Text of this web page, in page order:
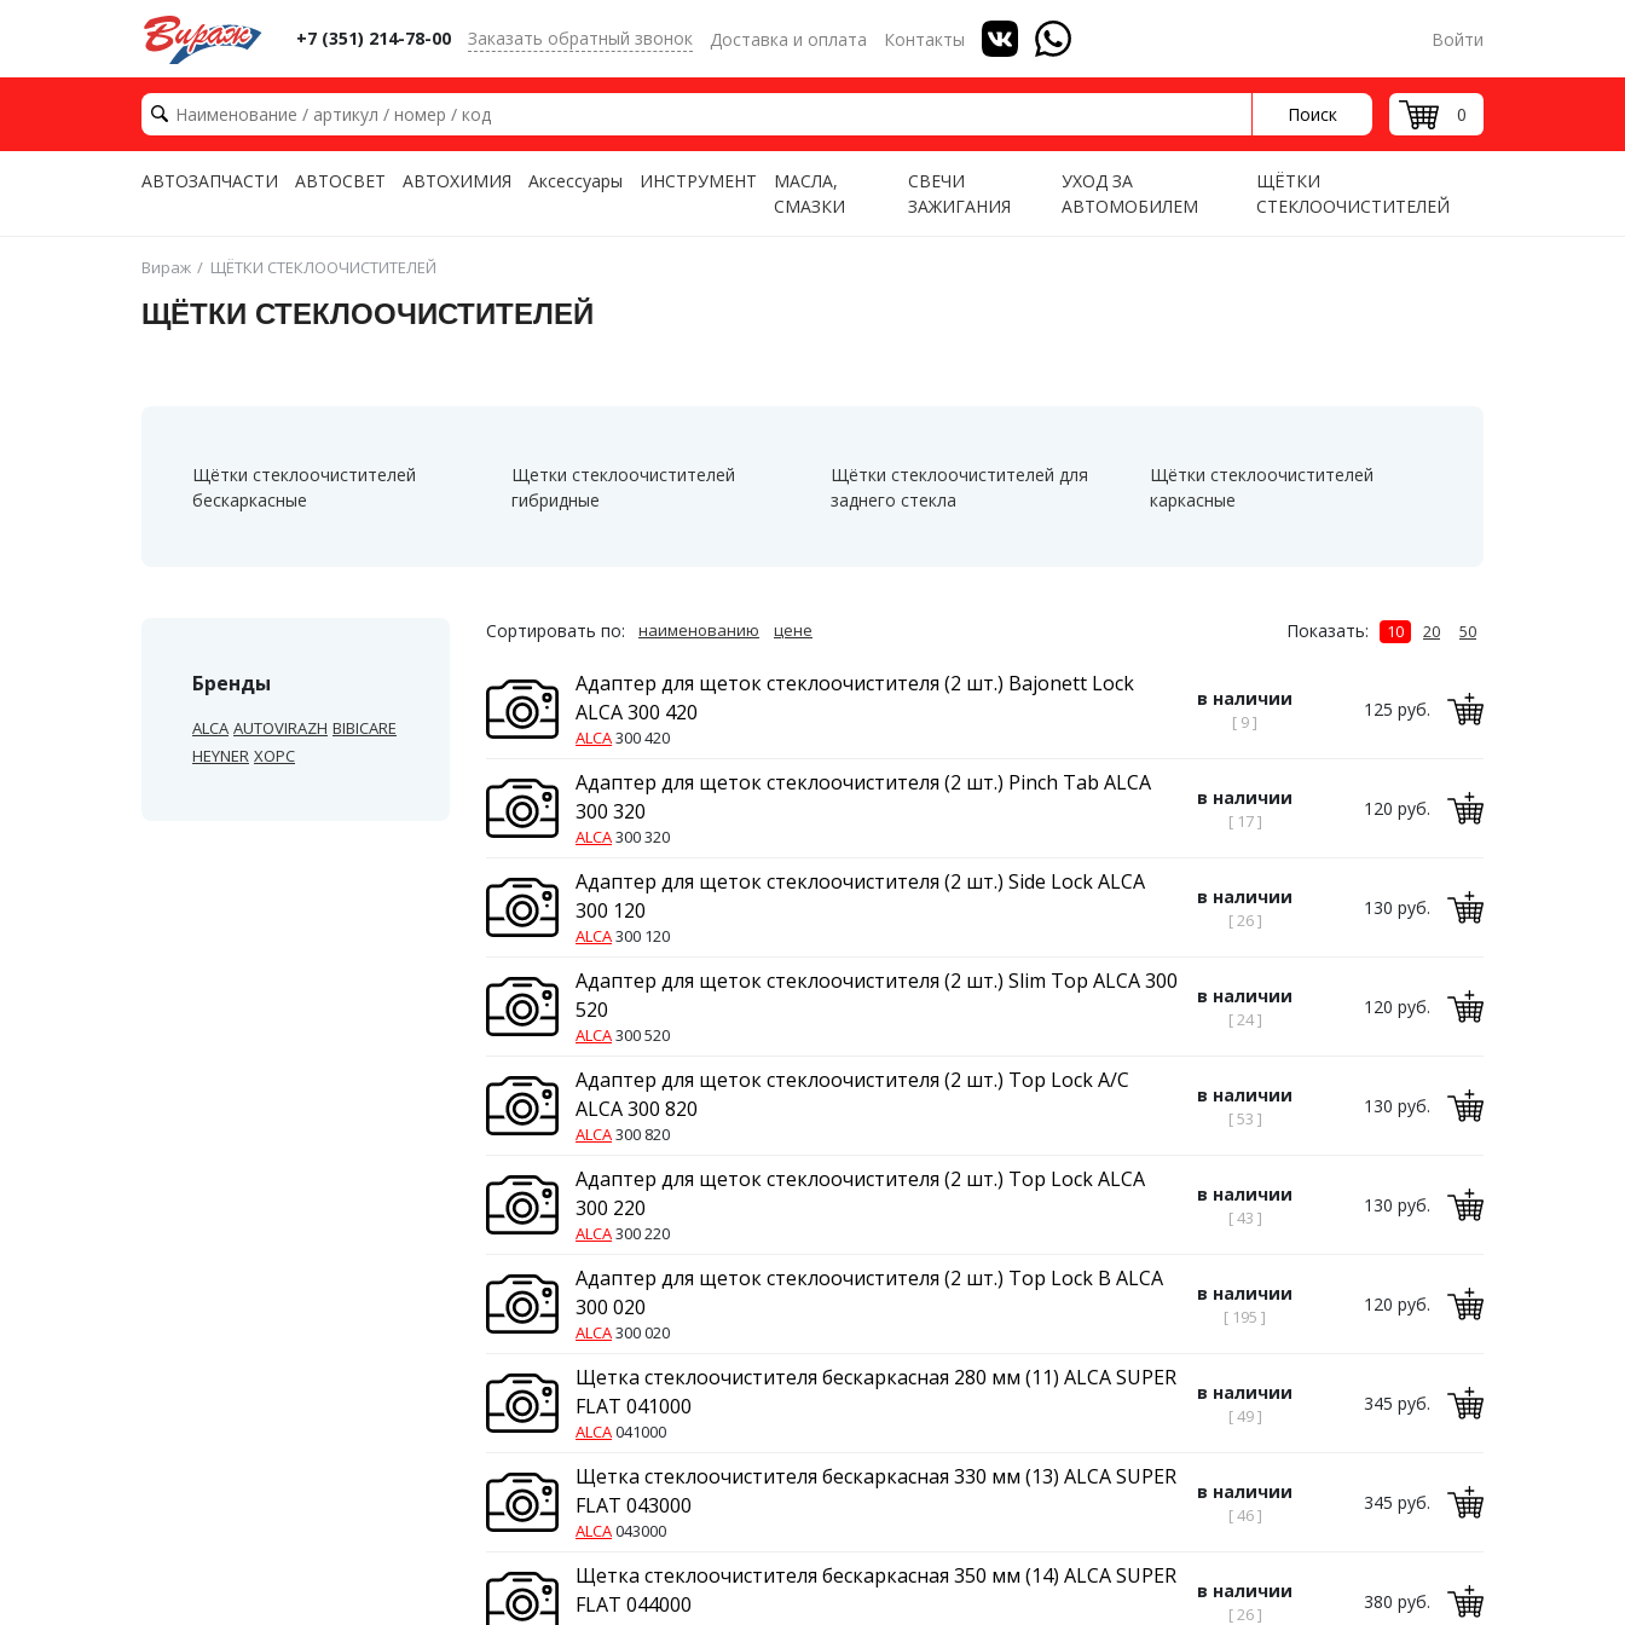
+7 (351) 214-78-00 Заказать обратный звонок Доставка и оплата Контакты Войти
Поиск 0
АВТОЗАПЧАСТИ АВТОСВЕТ АВТОХИМИЯ Аксессуары ИНСТРУМЕНТ
МАСЛА,
СМАЗКИ
СВЕЧИ
ЗАЖИГАНИЯ
УХОД ЗА
АВТОМОБИЛЕМ
ЩЁТКИ
СТЕКЛООЧИСТИТЕЛЕЙ
Вираж ЩЁТКИ СТЕКЛООЧИСТИТЕЛЕЙ
ЩЁТКИ СТЕКЛООЧИСТИТЕЛЕЙ
Щётки стеклоочистителей
бескаркасные
Щетки стеклоочистителей
гибридные
Щётки стеклоочистителей для
заднего стекла
Щётки стеклоочистителей
каркасные
Бренды
ALCA AUTOVIRAZH BIBICARE
HEYNER ХОРС
Сортировать по: наименованию цене Показать: 10 20 50
Адаптер для щеток стеклоочистителя (2 шт.) Bajonett Lock
ALCA 300 420
ALCA300 420
в наличии
[ 9 ]
125 руб.
Адаптер для щеток стеклоочистителя (2 шт.) Pinch Tab ALCA
300 320
ALCA300 320
в наличии
[ 17 ]
120 руб.
Адаптер для щеток стеклоочистителя (2 шт.) Side Lock ALCA
300 120
ALCA300 120
в наличии
[ 26 ]
130 руб.
Адаптер для щеток стеклоочистителя (2 шт.) Slim Top ALCA 300
520
ALCA300 520
в наличии
[ 24 ]
120 руб.
Адаптер для щеток стеклоочистителя (2 шт.) Top Lock A/C
ALCA 300 820
ALCA300 820
в наличии
[ 53 ]
130 руб.
Адаптер для щеток стеклоочистителя (2 шт.) Top Lock ALCA
300 220
ALCA300 220
в наличии
[ 43 ]
130 руб.
Адаптер для щеток стеклоочистителя (2 шт.) Top Lock B ALCA
300 020
ALCA300 020
в наличии
[ 195 ]
120 руб.
Щетка стеклоочистителя бескаркасная 280 мм (11) ALCA SUPER
FLAT 041000
ALCA041000
в наличии
[ 49 ]
345 руб.
Щетка стеклоочистителя бескаркасная 330 мм (13) ALCA SUPER
FLAT 043000
ALCA043000
в наличии
[ 46 ]
345 руб.
Щетка стеклоочистителя бескаркасная 350 мм (14) ALCA SUPER
FLAT 044000
в наличии
[ 26 ]
380 руб.